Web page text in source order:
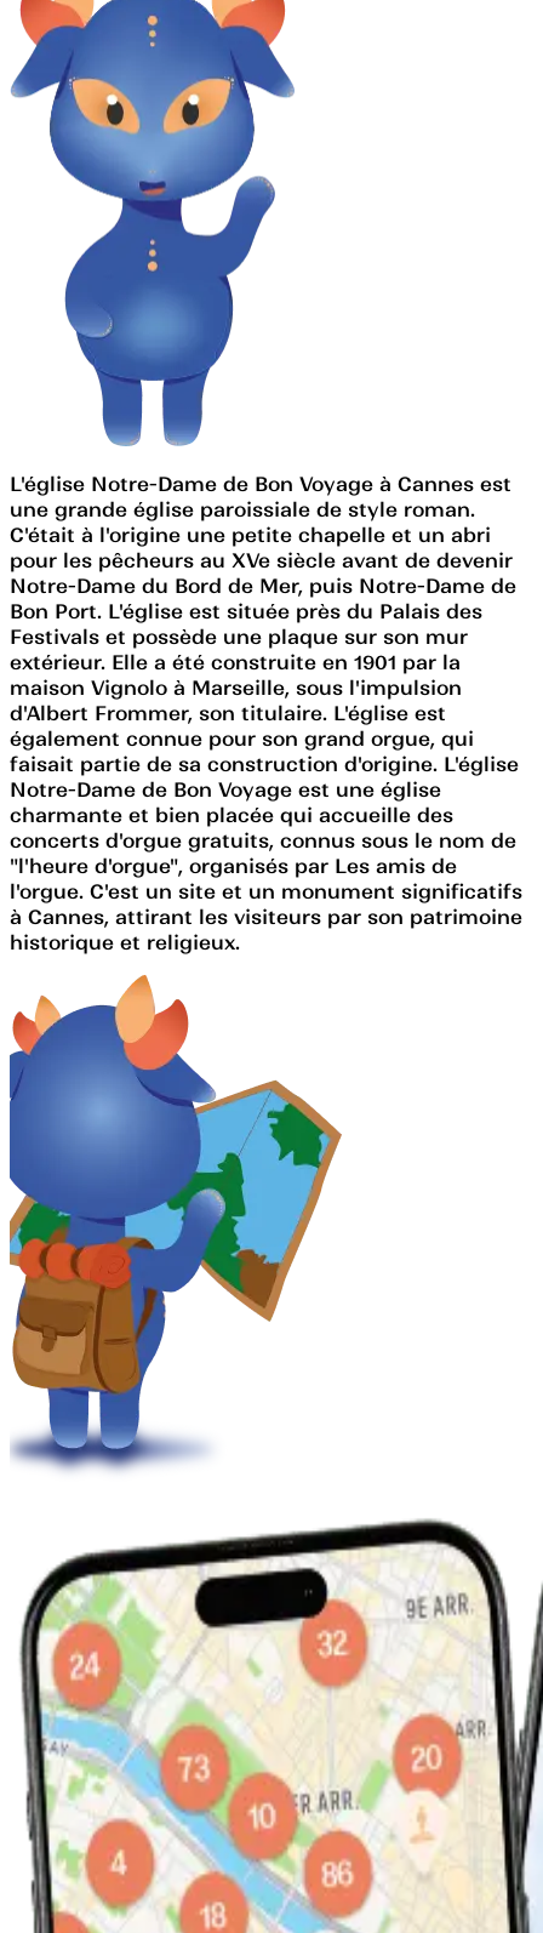
L'église Notre-Dame de Bon Voyage à Cannes est
une grande église paroissiale de style roman.
C'était à l'origine une petite chapelle et un abri
pour les pêcheurs au XVe siècle avant de devenir
Notre-Dame du Bord de Mer, puis Notre-Dame de
Bon Port. L'église est située près du Palais des
Festivals et possède une plaque sur son mur
extérieur. Elle a été construite en 1901 par la
maison Vignolo à Marseille, sous l'impulsion
d'Albert Frommer, son titulaire. L'église est
également connue pour son grand orgue, qui
faisait partie de sa construction d'origine. L'église
Notre-Dame de Bon Voyage est une église
charmante et bien placée qui accueille des
concerts d'orgue gratuits, connus sous le nom de
"l'heure d'orgue", organisés par Les amis de
l'orgue. C'est un site et un monument significatifs
à Cannes, attirant les visiteurs par son patrimoine
historique et religieux.